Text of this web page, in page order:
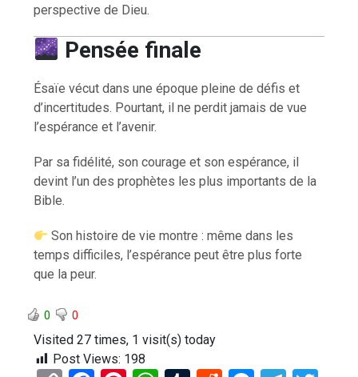
perspective de Dieu.
Pensée finale
Ésaïe vécut dans une époque pleine de défis et
d’incertitudes. Pourtant, il ne perdit jamais de vue
l’espérance et l’avenir.
Par sa fidélité, son courage et son espérance, il
devint l’un des prophètes les plus importants de la
Bible.
Son histoire de vie montre : même dans les
temps difficiles, l’espérance peut être plus forte
que la peur.
0 0
Visited 27 times, 1 visit(s) today
Post Views: 198